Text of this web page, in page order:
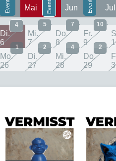
Mai Jun Jul
Di.
6
4
Mi.
7
5
Do.
8
7
Fr.
9
10
Mo.
26
1
Di.
27
2
Mi.
28
4
Do.
29
2